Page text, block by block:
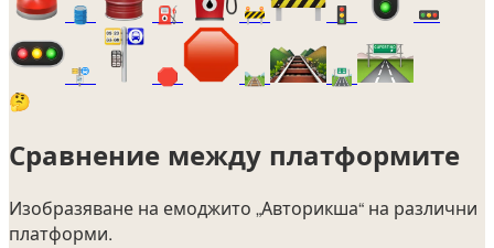
🛢️ ⛽ 🚧 🚦 🚥
🚏 🛑 🛤️
🛣️
🤔
Сравнение между платформите
Изобразяване на емоджито „Авторикша“ на различни
платформи.